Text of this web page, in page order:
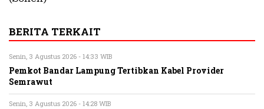
BERITA TERKAIT
Senin, 3 Agustus 2026 - 14:33 WIB
Pemkot Bandar Lampung Tertibkan Kabel Provider
Semrawut
Senin, 3 Agustus 2026 - 14:28 WIB